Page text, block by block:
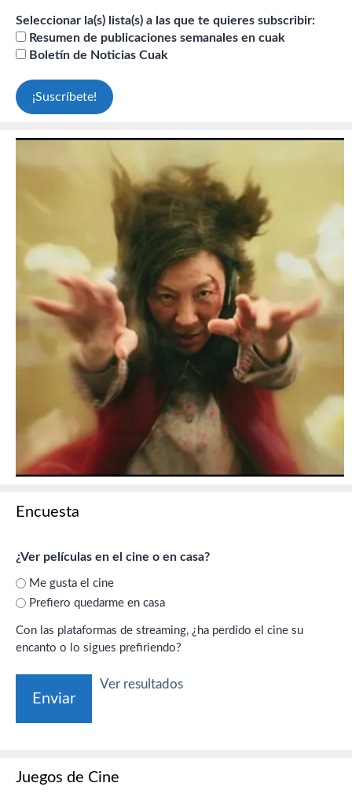
Seleccionar la(s) lista(s) a las que te quieres subscribir:
Resumen de publicaciones semanales en cuak
Boletín de Noticias Cuak
Encuesta
¿Ver películas en el cine o en casa?
Me gusta el cine
Prefiero quedarme en casa
Con las plataformas de streaming, ¿ha perdido el cine su
encanto o lo sigues prefiriendo?
Ver resultados
Juegos de Cine